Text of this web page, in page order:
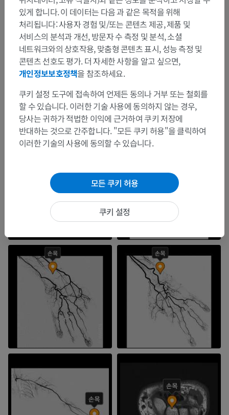
있게 합니다. 이 데이터는 다음 과 같은 목적을 위해
처리됩니다: 사용자 경험 및/또는 콘텐츠 제공, 제품 및
서비스의 분석과 개선, 방문자 수 측정 및 분석, 소셜
네트워크와의 상호작용, 맞춤형 콘텐츠 표시, 성능 측정 및
콘텐츠 선호도 평가. 더 자세한 사항을 알고 싶으면,
개인정보보호정책을 참조하세요.
쿠키 설정 도구에 접속하여 언제든 동의나 거부 또는 철회를
할 수 있습니다. 이러한 기술 사용에 동의하지 않는 경우,
당사는 귀하가 적법한 이익에 근거하여 쿠키 저장에
반대하는 것으로 간주합니다. "모든 쿠키 허용"을 클릭하여
이러한 기술의 사용에 동의할 수 있습니다.
모든 쿠키 허용
쿠키 설정